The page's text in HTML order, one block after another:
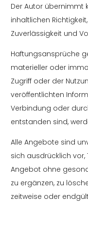
Der Autor übernimmt
inhaltlichen
Zuverlässigkeit und
Haftungsansprüche
materieller oder
Zugriff oder der
veröffentlichten
Verbindung oder
entstanden sind,
Alle Angebote sind
sich ausdrücklich
Angebot ohne
zu ergänzen, zu
zeitweise oder